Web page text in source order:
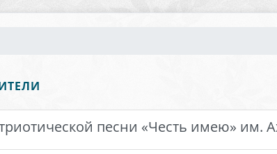
песни «Честь имею» им.